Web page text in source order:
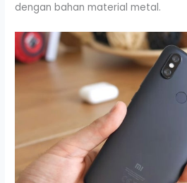
dengan bahan material metal.